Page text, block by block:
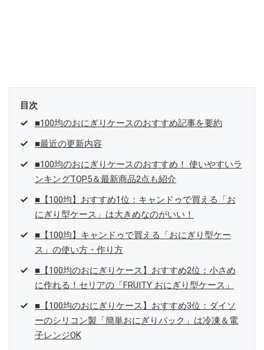
目次
■100均のおにぎりケースのおすすめ記事を要約
■最近の更新内容
■100均のおにぎりケースのおすすめ！ 使いやすいラ
ンキングTOP5＆最新商品2点も紹介
■【100均】おすすめ1位：キャンドゥで買える「お
にぎり型ケース」は大きめなのがいい！
■【100均】キャンドゥで買える「おにぎり型ケー
ス」の使い方・作り方
■【100均のおにぎりケース】おすすめ2位：小さめ
に作れる！セリアの「FRUITY おにぎり型ケース」
■【100均のおにぎりケース】おすすめ3位：ダイソ
ーのシリコン製「簡単おにぎりパック」は冷凍＆電
子レンジOK